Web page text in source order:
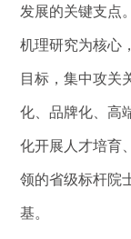
发展的关键支点
机理研究为核心
目标，集中攻关
化、品牌化、高
化开展人才培育
领的省级标杆院
基。